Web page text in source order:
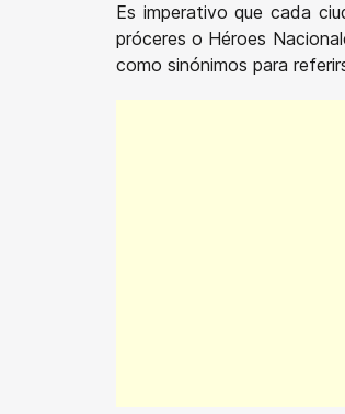
Es imperativo que cada
próceres o Héroes
como sinónimos para